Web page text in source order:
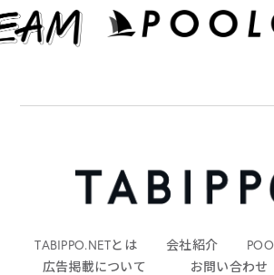
TABIPPO.NETとは 会社紹介
広告掲載について
お問い合わせ